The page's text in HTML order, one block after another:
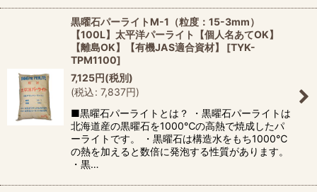
黒曜石パーライトM-1（粒度：15-3mm）
【100L】太平洋パーライト【個人名あてOK】
【離島OK】【有機JAS適合資材】
[TYK-
TPM1100]
7,125円(税別)
(税込: 7,837円)
■黒曜石パーライトとは？ ・黒曜石パーライトは
北海道産の黒曜石を1000℃の高熱で焼成したパ
ーライトです。 ・黒曜石は構造水をもち1000℃
の熱を加えると数倍に発泡する性質があります。
・黒…